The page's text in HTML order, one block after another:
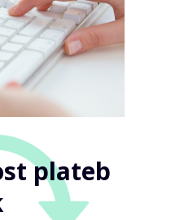
plateb